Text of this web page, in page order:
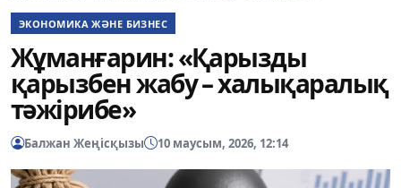
ЭКОНОМИКА ЖӘНЕ БИЗНЕС
Жұманғарин: «Қарызды
қарызбен жабу – халықаралық
тәжірибе»
Балжан Жеңісқызы 10 маусым, 2026, 12:14